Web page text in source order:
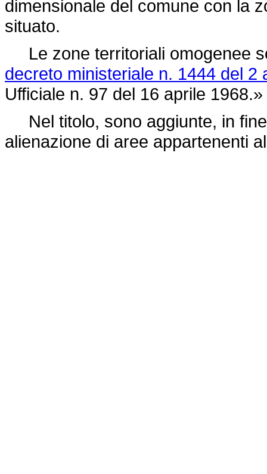
dimensionale del comune con la
situato.
Le zone territoriali omogenee
decreto ministeriale n. 1444 del 2
Ufficiale n. 97 del 16 aprile 1968.»
Nel titolo, sono aggiunte, in
alienazione di aree appartenenti